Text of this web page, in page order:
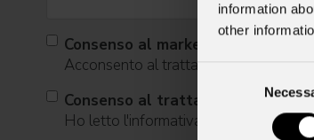
information
other
Consent
Consenso al marketing
Acconsento al trattamento dei dati
Consenso al trattamento dei dati
Ho letto l'informativa ai sensi dell'art.